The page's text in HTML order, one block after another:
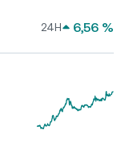
24H 6,56 %